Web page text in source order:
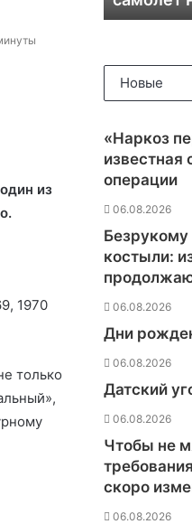
из
1970
только
л
h
t
a
d
a
з
а
м
т
и
л
и
в
н
б
е
н
Новые
«Наркоз
известная
операции
06.08.2026
костыли:
06.08.2026
Дни
06.08.2026
Датский
06.08.2026
Чтобы не
скоро
06.08.2026